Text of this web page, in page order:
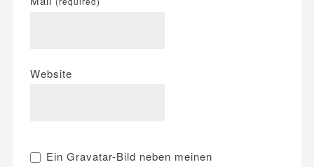
Website
Ein Gravatar-Bild neben meinen